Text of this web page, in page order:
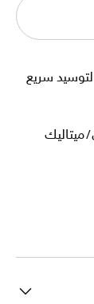
والتوسيد سريع
ميتاليك